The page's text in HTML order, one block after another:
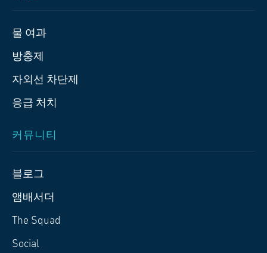
물 여과
방충제
자외선 차단제
응급 처치
커뮤니티
블로그
앰배서더
The Squad
Social